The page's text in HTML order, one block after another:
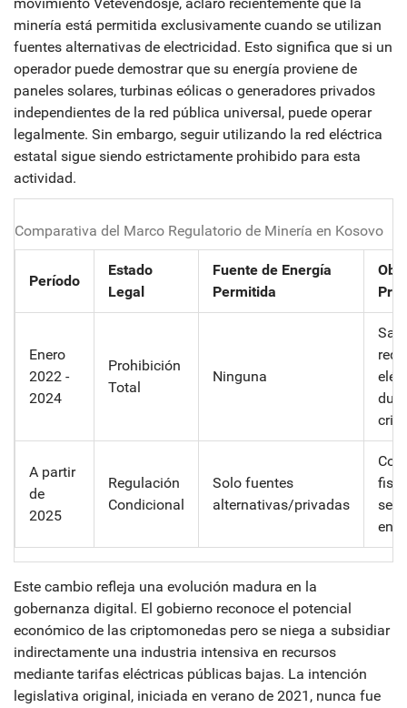
minería está permitida exclusivamente cuando se utilizan
fuentes alternativas de electricidad. Esto significa que si un
operador puede demostrar que su energía proviene de
paneles solares, turbinas eólicas o generadores privados
independientes de la red pública universal, puede operar
legalmente. Sin embargo, seguir utilizando la red eléctrica
estatal sigue siendo estrictamente prohibido para esta
actividad.
Comparativa del Marco Regulatorio de Minería en Kosovo
Período
Estado
Legal
Fuente de Energía
Permitida
Enero
2022 -
2024
Prohibición
Total
Ninguna
red
A partir
de
2025
Regulación
Condicional
Solo fuentes
alternativas/privadas
Este cambio refleja una evolución madura en la
gobernanza digital. El gobierno reconoce el potencial
económico de las criptomonedas pero se niega a subsidiar
indirectamente una industria intensiva en recursos
mediante tarifas eléctricas públicas bajas. La intención
legislativa original, iniciada en verano de 2021, nunca fue